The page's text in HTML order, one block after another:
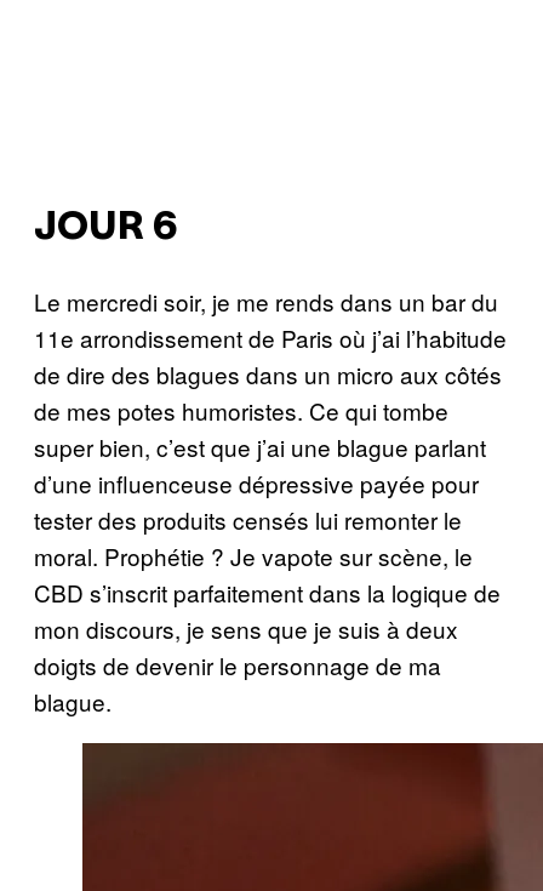
JOUR 6
Le mercredi soir, je me rends dans un bar du
11e arrondissement de Paris où j’ai l’habitude
de dire des blagues dans un micro aux côtés
de mes potes humoristes. Ce qui tombe
super bien, c’est que j’ai une blague parlant
d’une influenceuse dépressive payée pour
tester des produits censés lui remonter le
moral. Prophétie ? Je vapote sur scène, le
CBD s’inscrit parfaitement dans la logique de
mon discours, je sens que je suis à deux
doigts de devenir le personnage de ma
blague.